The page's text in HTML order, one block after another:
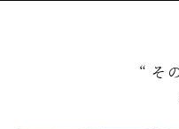
“ そ